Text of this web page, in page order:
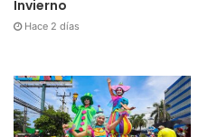
Invierno
Hace 2 días